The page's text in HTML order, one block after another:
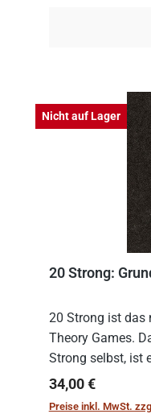
Nicht auf Lager
20 Strong:
20 Strong ist das
Theory Games.
Strong selbst, ist
einfachen
immer mit einem
Regulärer Preis:
34,00 €
Preise inkl. MwSt.